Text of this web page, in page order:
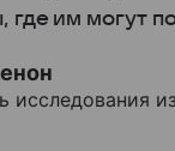
где им могут
исследования